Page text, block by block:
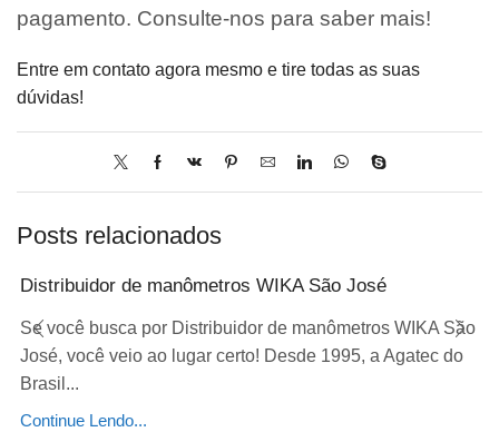
pagamento. Consulte-nos para saber mais!
Entre em contato agora mesmo e tire todas as suas
dúvidas!
Posts relacionados
Distribuidor de manômetros WIKA São José
Se você busca por Distribuidor de manômetros WIKA São
José, você veio ao lugar certo! Desde 1995, a Agatec do
Brasil...
Continue Lendo...